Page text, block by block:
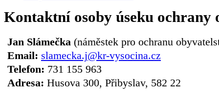
Kontaktní osoby úseku ochrany
Jan Slámečka (náměstek pro ochranu
Email: slamecka.j@kr-vysocina.cz
Telefon: 731 155 963
Adresa: Husova 300, Přibyslav, 582 22